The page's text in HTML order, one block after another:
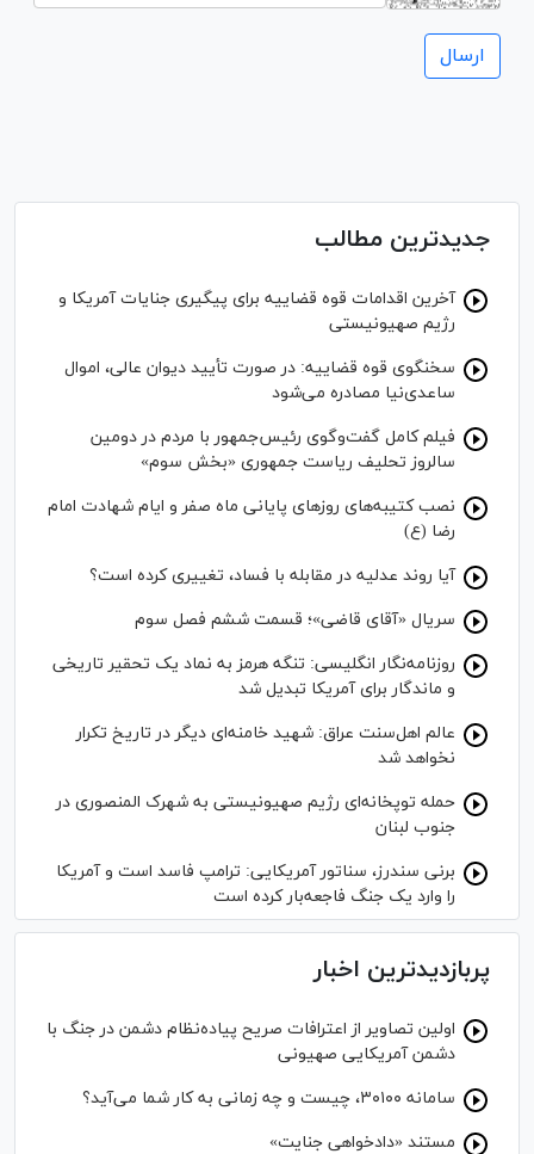
جدیدترین مطالب
آخرین اقدامات قوه قضاییه برای پیگیری جنایات آمریکا و
رژیم صهیونیستی
سخنگوی قوه قضاییه: در صورت تأیید دیوان عالی، اموال
ساعدی‌نیا مصادره می‌شود
فیلم کامل گفت‌وگوی رئیس‌جمهور با مردم در دومین
سالروز تحلیف ریاست جمهوری «بخش سوم»
نصب کتیبه‌های روز‌های پایانی ماه صفر و ایام شهادت امام
رضا (ع)
آیا روند عدلیه در مقابله با فساد، تغییری کرده است؟
سریال «آقای قاضی»؛ قسمت ششم فصل سوم
روزنامه‌نگار انگلیسی: تنگه هرمز به نماد یک تحقیر تاریخی
و ماندگار برای آمریکا تبدیل شد
عالم اهل‌سنت عراق: شهید خامنه‌ای دیگر در تاریخ تکرار
نخواهد شد
حمله توپخانه‌ای رژیم صهیونیستی به شهرک المنصوری در
جنوب لبنان
برنی سندرز، سناتور آمریکایی: ترامپ فاسد است و آمریکا
را وارد یک جنگ فاجعه‌بار کرده است
پربازدیدترین اخبار
اولین تصاویر از اعترافات صریح پیاده‌نظام‌ دشمن در جنگ با
دشمن آمریکایی صهیونی
سامانه ۳۰۱۰۰، چیست و چه زمانی به کار شما می‌آید؟
مستند «دادخواهی جنایت»